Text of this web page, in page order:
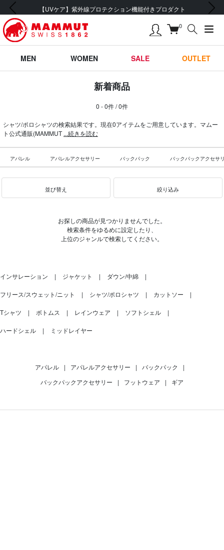
【UVケア】紫外線プロテクション機能付きプロダクト
前の画像 次の画像
0
MEN WOMEN SALE OUTLET
新着商品
0 - 0件 / 0件
シャツ/ポロシャツの検索結果です。現在0アイテムをご用意しています。マムー
ト公式通販(MAMMUT...続きを読む
アパレル アパレルアクセサリー バックパック バックパックアクセサ
並び替え 絞り込み
お探しの商品が見つかりませんでした。
検索条件をゆるめに設定したり、
上位のジャンルで検索してください。
インサレーション ジャケット ダウン/中綿
フリース/スウェット/ニット シャツ/ポロシャツ カットソー
Tシャツ ボトムス レインウェア ソフトシェル
ハードシェル ミッドレイヤー
アパレル | アパレルアクセサリー | バックパック
|
バックパックアクセサリー
| フットウェア | ギア